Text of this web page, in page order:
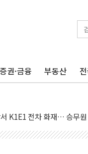
증권·금융 부동산
식품부와 농촌 창업기업
트와 5년 전략적 제휴